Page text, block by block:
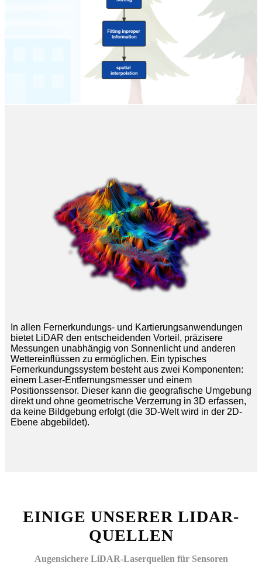
In allen Fernerkundungs- und Kartierungsanwendungen
bietet LiDAR den entscheidenden Vorteil, präzisere
Messungen unabhängig von Sonnenlicht und anderen
Wettereinflüssen zu ermöglichen. Ein typisches
Fernerkundungssystem besteht aus zwei Komponenten:
einem Laser-Entfernungsmesser und einem
Positionssensor. Dieser kann die geografische Umgebung
direkt und ohne geometrische Verzerrung in 3D erfassen,
da keine Bildgebung erfolgt (die 3D-Welt wird in der 2D-
Ebene abgebildet).
EINIGE UNSERER LIDAR-
QUELLEN
Augensichere LiDAR-Laserquellen für Sensoren